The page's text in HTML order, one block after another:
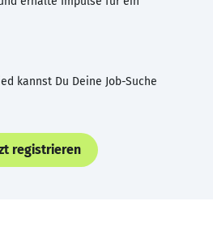
kannst Du Deine Job-Suche
registrieren